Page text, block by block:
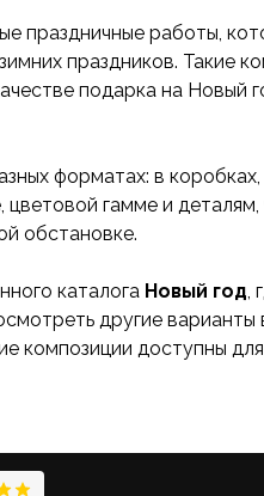
праздничные работы,
праздников. Такие
подарка на Новый
форматах: в коробках,
гамме и
обстановке.
каталога Новый год,
другие варианты
композиции доступны для